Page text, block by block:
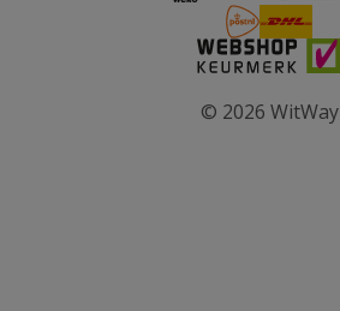
© 2026 WitWay